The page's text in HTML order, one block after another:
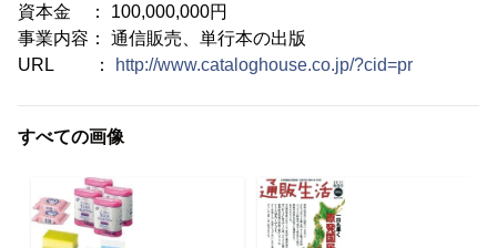
資本金 ： 100,000,000円
事業内容： 通信販売、単行本の出版
URL ：
http://www.cataloghouse.co.jp/?cid=pr
すべての画像